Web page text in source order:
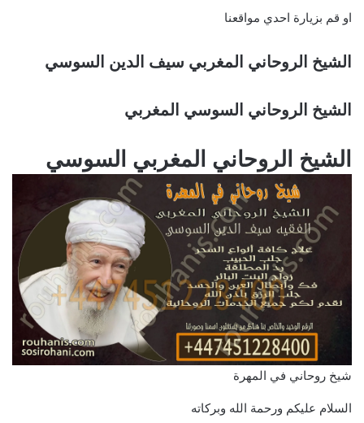
او قم بزيارة احدي مواقعنا
الشيخ الروحاني المغربي سيف الدين السوسي
الشيخ الروحاني السوسي المغربي
الشيخ الروحاني المغربي السوسي
شيخ روحاني في المهرة
السلام عليكم ورحمة الله وبركاته